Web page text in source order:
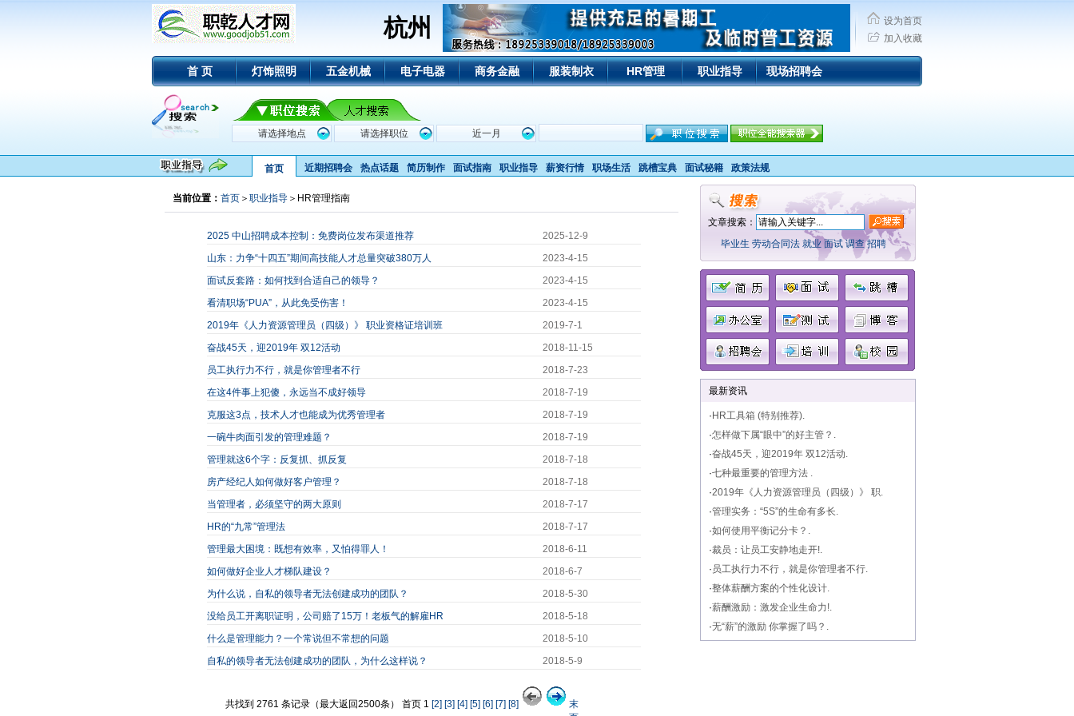
杭州
设为首页
加入收藏
首 页 灯饰照明 五金机械 电子电器 商务金融 服装制衣 HR管理 职业指导 现场招聘会
首页 近期招聘会 热点话题 简历制作 面试指南 职业指导 薪资行情 职场生活 跳槽宝典 面试秘籍 政策法规
当前位置： 首页＞ 职业指导＞HR管理指南
2025 中山招聘成本控制：免费岗位发布渠道推荐
2025-12-9
山东：力争“十四五”期间高技能人才总量突破380万人
2023-4-15
面试反套路：如何找到合适自己的领导？
2023-4-15
看清职场“PUA”，从此免受伤害！
2023-4-15
2019年《人力资源管理员（四级）》 职业资格证培训班
2019-7-1
奋战45天，迎2019年 双12活动
2018-11-15
员工执行力不行，就是你管理者不行
2018-7-23
在这4件事上犯傻，永远当不成好领导
2018-7-19
克服这3点，技术人才也能成为优秀管理者
2018-7-19
一碗牛肉面引发的管理难题？
2018-7-19
管理就这6个字：反复抓、抓反复
2018-7-18
房产经纪人如何做好客户管理？
2018-7-18
当管理者，必须坚守的两大原则
2018-7-17
HR的“九常”管理法
2018-7-17
管理最大困境：既想有效率，又怕得罪人！
2018-6-11
如何做好企业人才梯队建设？
2018-6-7
为什么说，自私的领导者无法创建成功的团队？
2018-5-30
没给员工开离职证明，公司赔了15万！老板气的解雇HR
2018-5-18
什么是管理能力？一个常说但不常想的问题
2018-5-10
自私的领导者无法创建成功的团队，为什么这样说？
2018-5-9
共找到 2761 条记录（最大返回2500条） 首页 1 [2] [3] [4] [5] [6] [7] [8]
末
文章搜索：
毕业生 劳动合同法 就业 面试 调查 招聘
最新资讯
· HR工具箱 (特别推荐).
·怎样做下属“眼中”的好主管？.
·奋战45天，迎2019年 双12活动.
·七种最重要的管理方法 .
·2019年《人力资源管理员（四级）》 职.
·管理实务：“5S”的生命有多长.
·如何使用平衡记分卡？.
·裁员：让员工安静地走开!.
· 员工执行力不行，就是你管理者不行.
·整体薪酬方案的个性化设计.
·薪酬激励：激发企业生命力!.
·无“薪”的激励 你掌握了吗？.